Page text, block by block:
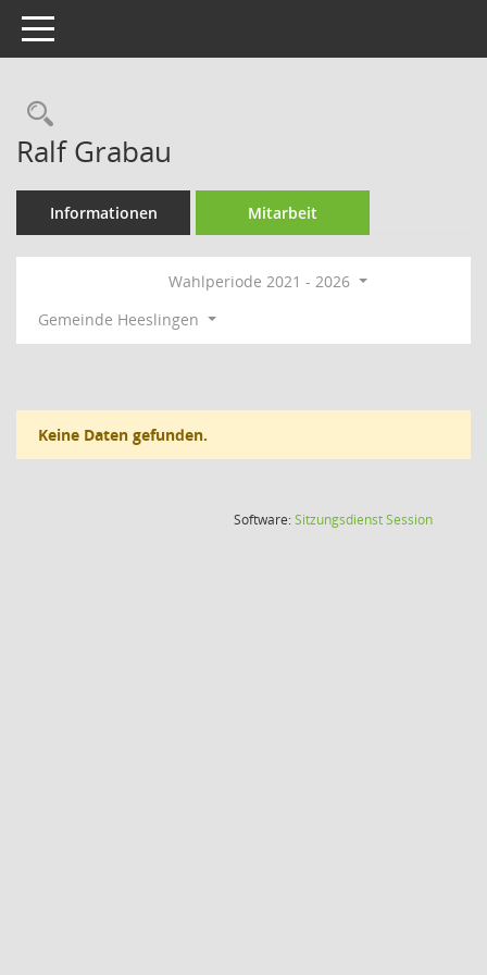
Toggle navigation
Rechercheauswahl
Ralf Grabau
Informationen Mitarbeit
Wahlperiode 2021 - 2026
Gemeinde Heeslingen
Keine Daten gefunden.
Software:SitzungsdienstSession(Wird in